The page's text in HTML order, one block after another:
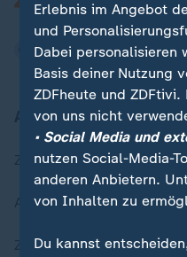
Aktuell bei ZDFheute
Zuletzt veröffentlicht
Aktuelle Sendungs-Videos
ZDFheute Stories
Erlebnis im Angebot
und
Dabei personalisieren
Basis deiner Nutzung
ZDFheute und
von uns nicht
• Social Media und
nutzen Social-Media-
anderen Anbietern.
von Inhalten zu
Du kannst